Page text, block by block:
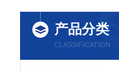
产品分类
CLASSIFICATION